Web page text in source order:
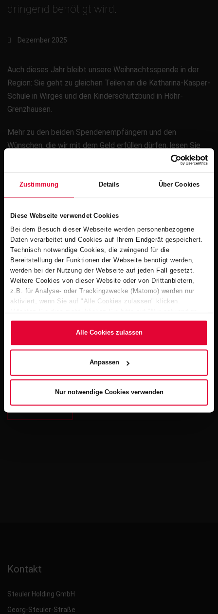
Zustimmung Details Über Cookies
Diese Webseite verwendet Cookies
Bei dem Besuch dieser Webseite werden personenbezogene
Daten verarbeitet und Cookies auf Ihrem Endgerät gespeichert.
Technisch notwendige Cookies, die zwingend für die
Bereitstellung der Funktionen der Webseite benötigt werden,
werden bei der Nutzung der Webseite auf jeden Fall gesetzt.
Weitere Cookies von dieser Website oder von Drittanbietern,
z.B. für Analyse- oder Trackingzwecke (Matomo) werden nur
aktiviert, wenn Sie auf "Alle Cookies zulassen" klicken.
Cookies verwenden". Mehr dazu (einschließlich der Möglichkeit,
die Einwilligungserklärung zu ändern oder zu widerrufen)
Website) bzw. derDatenschutzerklärung.
Alle Cookies zulassen
Anpassen
Nur notwendige Cookies verwenden
dringend benötigt wird.
Dezember 2025
Auch dieses Jahr bleibt unsere Weihnachtsspende in der
Region: Sie geht zu gleichen Teilen an die Katharina-Kasper-
Schule in Wirges und den Kinderschutzbund in Höhr-
Grenzhausen.
Mehr zu den beiden Spendenempfängern und den
Wünschen, die wir mit dem Geld erfüllen dürfen, lesen Sie
Kontakt
Steuler Holding GmbH
Georg-Steuler-Straße